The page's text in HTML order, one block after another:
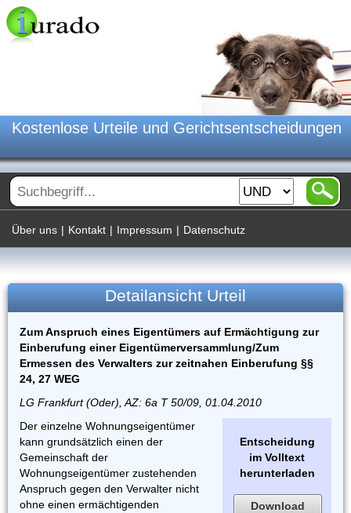
Kostenlose Urteile und Gerichtsentscheidungen
Über uns | Kontakt | Impressum | Datenschutz
Detailansicht Urteil
Zum Anspruch eines Eigentümers auf Ermächtigung zur
Einberufung einer Eigentümerversammlung/Zum
Ermessen des Verwalters zur zeitnahen Einberufung §§
24, 27 WEG
LG Frankfurt (Oder), AZ: 6a T 50/09, 01.04.2010
Entscheidung
im Volltext
herunterladen
Download
Der einzelne Wohnungseigentümer
kann grundsätzlich einen der
Gemeinschaft der
Wohnungseigentümer zustehenden
Anspruch gegen den Verwalter nicht
ohne einen ermächtigenden